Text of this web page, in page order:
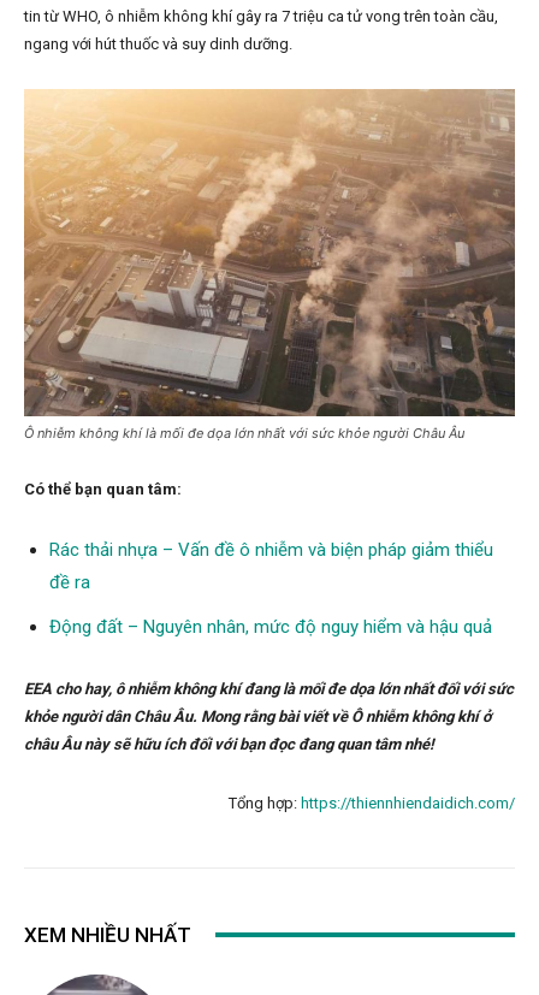
tin từ WHO, ô nhiễm không khí gây ra 7 triệu ca tử vong trên toàn cầu,
ngang với hút thuốc và suy dinh dưỡng.
Ô nhiễm không khí là mối đe dọa lớn nhất với sức khỏe người Châu Âu
Có thể bạn quan tâm:
Rác thải nhựa – Vấn đề ô nhiễm và biện pháp giảm thiểu
đề ra
Động đất – Nguyên nhân, mức độ nguy hiểm và hậu quả
EEA cho hay, ô nhiễm không khí đang là mối đe dọa lớn nhất đối với sức
khỏe người dân Châu Âu. Mong rằng bài viết về Ô nhiễm không khí ở
châu Âu này sẽ hữu ích đối với bạn đọc đang quan tâm nhé!
Tổng hợp: https://thiennhiendaidich.com/
XEM NHIỀU NHẤT